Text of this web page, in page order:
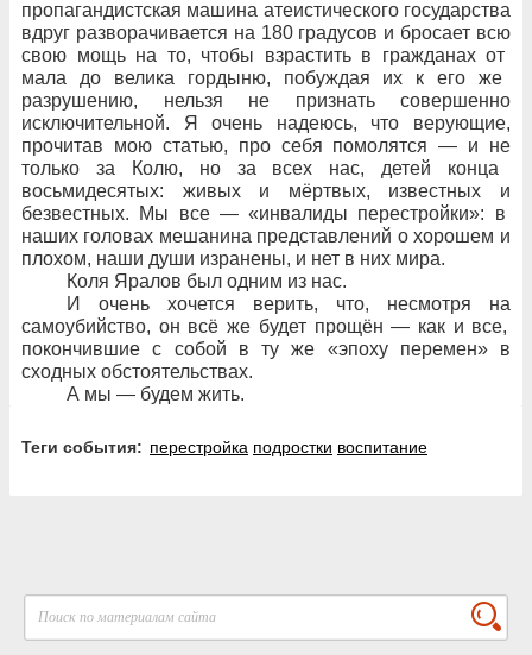
пропагандистская машина атеистического государства
вдруг разворачивается на 180 градусов и бросает всю
свою мощь на то, чтобы взрастить в
гражданах от
мала до
велика гордыню, побуждая их к его
же
разрушению, нельзя не
признать совершенно
исключительной. Я
очень надеюсь, что
верующие,
прочитав мою статью, про себя помолятся — и
не
только за
Колю, но за
всех нас, детей конца
восьмидесятых: живых и
мёртвых, известных и
безвестных. Мы все — «инвалиды перестройки»: в
наших головах мешанина представлений о хорошем и
плохом, наши души изранены, и нет в них мира.
Коля Яралов был одним из нас.
И очень хочется верить, что, несмотря на
самоубийство, он всё же будет прощён — как и все,
покончившие с
собой в ту
же «эпоху перемен» в
сходных обстоятельствах.
А мы — будем жить.
Теги события: перестройка подростки воспитание